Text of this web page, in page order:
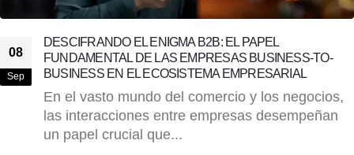
08
Sep
DESCIFRANDO EL ENIGMA B2B: EL PAPEL
FUNDAMENTAL DE LAS EMPRESAS BUSINESS-TO-
BUSINESS EN EL ECOSISTEMA EMPRESARIAL
En el vasto mundo del comercio y los negocios,
las interacciones entre empresas desempeñan
un papel crucial que...